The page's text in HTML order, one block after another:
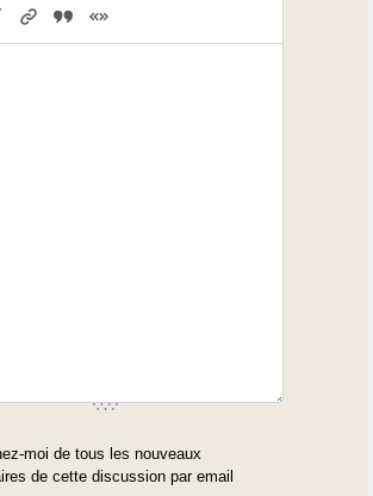
moi de tous les nouveaux
de cette discussion par email